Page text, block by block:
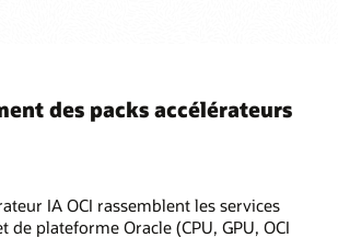
des packs accélérateurs
IA OCI rassemblent les services
plateforme Oracle (CPU, GPU, OCI